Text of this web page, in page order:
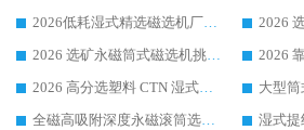
2026低耗湿式精​选磁选机厂家怎么选?湿式精选磁选机供应商，行业认可度较高生产厂家华体会手机网页版-华体会(中国) 全面解析
2026 选矿永磁筒式磁选机挑选干货：华体会手机网页版-华体会(中国) 源头厂，绿色高效实力出众
2026 高分选塑料 CTN 湿式顺流磁选机选购指南，靠谱源头厂家华体会手机网页版-华体会(中国) 详解
全磁高吸附深度永磁滚筒选购指南 业内口碑稳定磁电设备生产厂家详细推荐